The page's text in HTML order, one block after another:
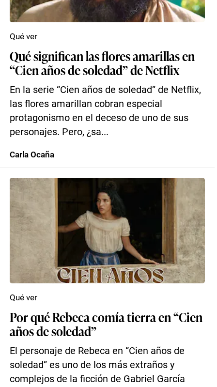
Qué significan las flores amarillas en
“Cien años de soledad” de Netflix
En la serie “Cien años de soledad” de Netflix,
las flores amarillan cobran especial
protagonismo en el deceso de uno de sus
personajes. Pero, ¿sa...
Qué ver
Carla Ocaña
Por qué Rebeca comía tierra en “Cien
años de soledad”
El personaje de Rebeca en “Cien años de
soledad” es uno de los más extraños y
complejos de la ficción de Gabriel García
Qué ver